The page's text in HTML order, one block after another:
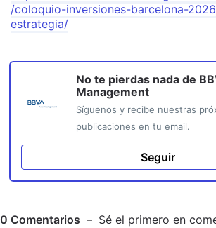
/coloquio-inversiones-barcelona-
estrategia/
No te pierdas nada de
Management
Síguenos y recibe nuestras
publicaciones en tu email.
Seguir
0 Comentarios Sé el primero en